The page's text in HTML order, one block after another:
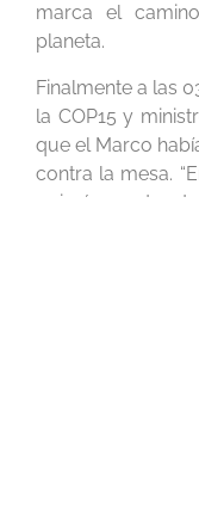
marca el
planeta.
Finalmente a las
la COP15 y
que el Marco
contra la mesa.
guiará nuestro